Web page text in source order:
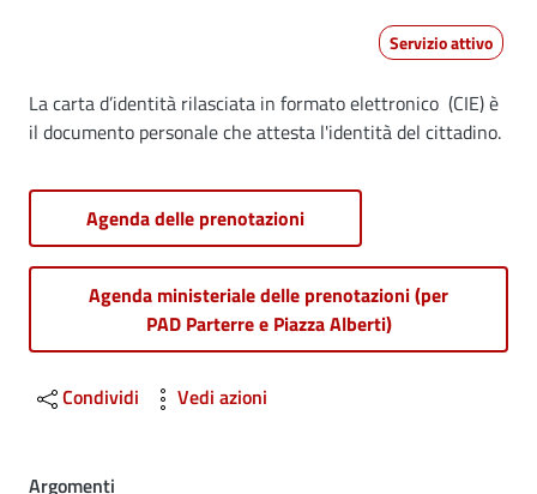
Servizio attivo
Dettagli
La carta d’identità rilasciata in formato elettronico (CIE) è
il documento personale che attesta l'identità del cittadino.
Agenda delle prenotazioni
Agenda ministeriale delle prenotazioni (per
PAD Parterre e Piazza Alberti)
Condividi Vedi azioni
Argomenti